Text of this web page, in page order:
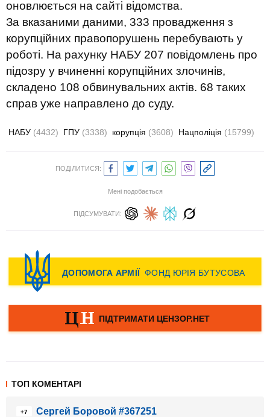
оновлюється на сайті відомства.
За вказаними даними, 333 провадження з
корупційних правопорушень перебувають у
роботі. На рахунку НАБУ 207 повідомлень про
підозру у вчиненні корупційних злочинів,
складено 108 обвинувальних актів. 68 таких
справ уже направлено до суду.
НАБУ (4432) ГПУ (3338) корупція (3608) Нацполіція (15799)
ПОДІЛИТИСЯ:
Мені подобається
ПІДСУМУВАТИ:
ТОП КОМЕНТАРІ
+7
Сергей Боровой #367251